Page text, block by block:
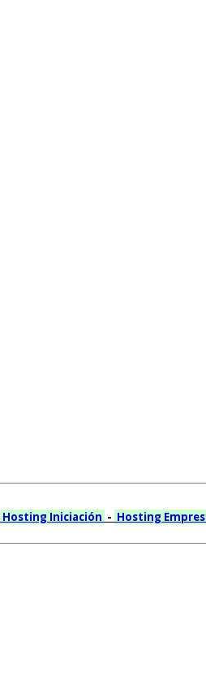
Hosting Iniciación - Hosting